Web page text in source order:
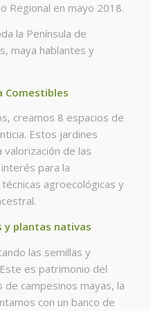
Regional en mayo 2018.
la Península de
maya hablantes y
Comestibles
creamos 8 espacios de
Estos jardines
de las
para la
agroecológicas y
y plantas nativas
las semillas y
es patrimonio del
campesinos mayas, la
con un banco de